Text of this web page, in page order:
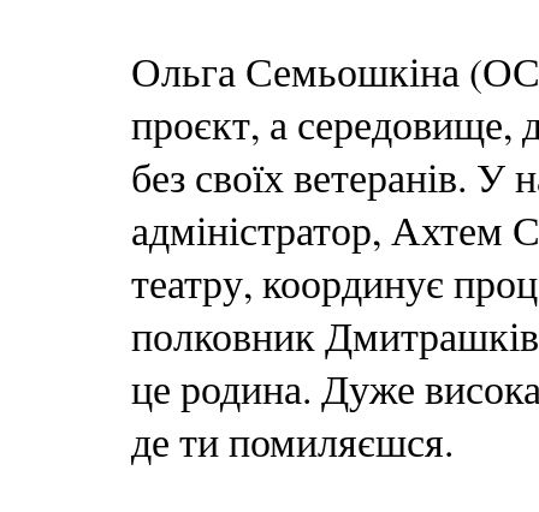
Ольга Семьошкіна
проєкт, а
без своїх ветеранів.
адміністратор, Ахтем
театру, координує
полковник
це родина. Дуже
де ти помиляєшся.